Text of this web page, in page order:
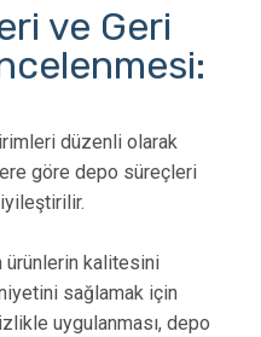
ve Geri
düzenli olarak
göre depo süreçleri
ürünlerin kalitesini
sağlamak için
uygulanması, depo